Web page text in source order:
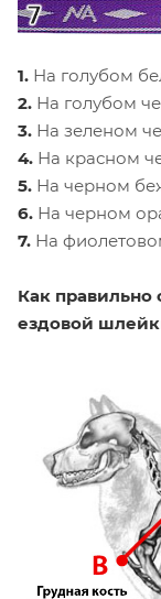
1. На голубом
2. На голубом
3. На зеленом
4. На красном
5. На черном
6. На черном
7. На
Как правильно
ездовой